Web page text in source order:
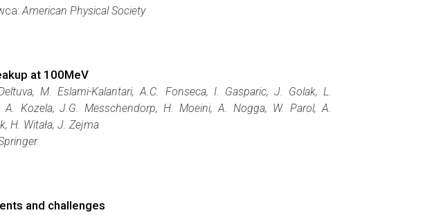
American Physical Society
at 100MeV
M. Eslami-Kalantari, A.C. Fonseca, I. Gasparic, J. Golak, L.
A. Kozela, J.G. Messchendorp, H. Moeini, A. Nogga, W. Parol, A.
H. Witała, J. Zejma
and challenges